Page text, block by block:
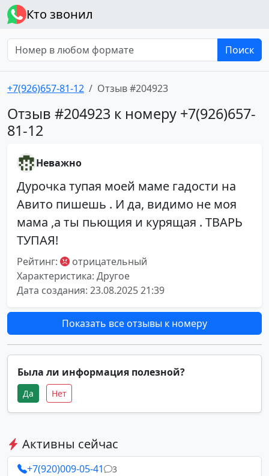
Кто звонил
Поиск
+7(926)657-81-12 Отзыв #204923
Отзыв #204923 к номеру +7(926)657-
81-12
Неважно
Дурочка тупая моей маме гадости на
Авито пишешь . И да, видимо не моя
мама ,а ты пьющия и курящая . ТВАРЬ
ТУПАЯ!
Рейтинг:
отрицательный
Характеристика: Другое
Дата создания: 23.08.2025 21:39
Показать все отзывы к номеру
Была ли информация полезной?
Да Нет
Активны сейчас
+7(920)009-05-41 3